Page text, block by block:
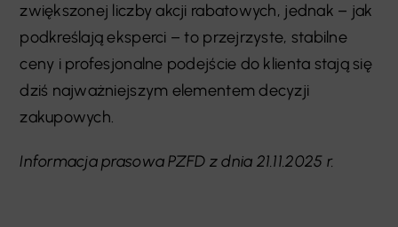
zwiększonej liczby akcji rabatowych, jednak – jak
podkreślają eksperci – to przejrzyste, stabilne
ceny i profesjonalne podejście do klienta stają się
dziś najważniejszym elementem decyzji
zakupowych.
Informacja prasowa PZFD z dnia 21.11.2025 r.